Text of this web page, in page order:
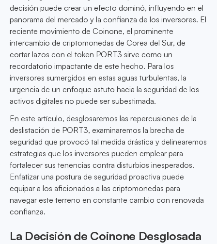
decisión puede crear un efecto dominó, influyendo en el
panorama del mercado y la confianza de los inversores. El
reciente movimiento de Coinone, el prominente
intercambio de criptomonedas de Corea del Sur, de
cortar lazos con el token PORT3 sirve como un
recordatorio impactante de este hecho. Para los
inversores sumergidos en estas aguas turbulentas, la
urgencia de un enfoque astuto hacia la seguridad de los
activos digitales no puede ser subestimada.
En este artículo, desglosaremos las repercusiones de la
deslistación de PORT3, examinaremos la brecha de
seguridad que provocó tal medida drástica y delinearemos
estrategias que los inversores pueden emplear para
fortalecer sus tenencias contra disturbios inesperados.
Enfatizar una postura de seguridad proactiva puede
equipar a los aficionados a las criptomonedas para
navegar este terreno en constante cambio con renovada
confianza.
La Decisión de Coinone Desglosada